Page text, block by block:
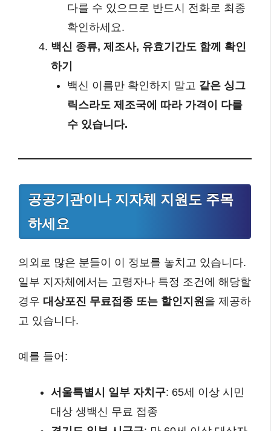
다를 수 있으므로 반드시 전화로 최종
확인하세요.
백신 종류, 제조사, 유효기간도 함께 확인
하기
백신 이름만 확인하지 말고 같은 싱그
릭스라도 제조국에 따라 가격이 다를
수 있습니다.
공공기관이나 지자체 지원도 주목
하세요
의외로 많은 분들이 이 정보를 놓치고 있습니다.
일부 지자체에서는 고령자나 특정 조건에 해당할
경우 대상포진 무료접종 또는 할인지원을 제공하
고 있습니다.
예를 들어:
서울특별시 일부 자치구: 65세 이상 시민
대상 생백신 무료 접종